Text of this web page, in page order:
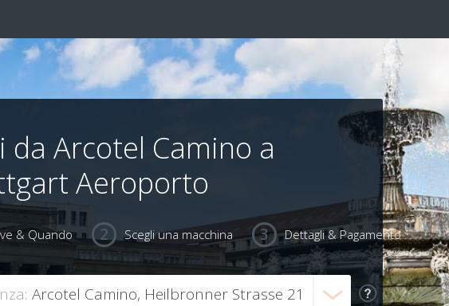
da Arcotel Camino a
Aeroporto
& Quando Scegli una macchina Dettagli & Pagamento